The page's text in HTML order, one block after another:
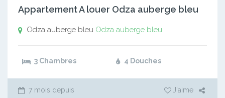
Appartement A louer Odza auberge bleu
Odza auberge bleu Odza auberge bleu
3 Chambres 4 Douches
7 mois depuis J'aime